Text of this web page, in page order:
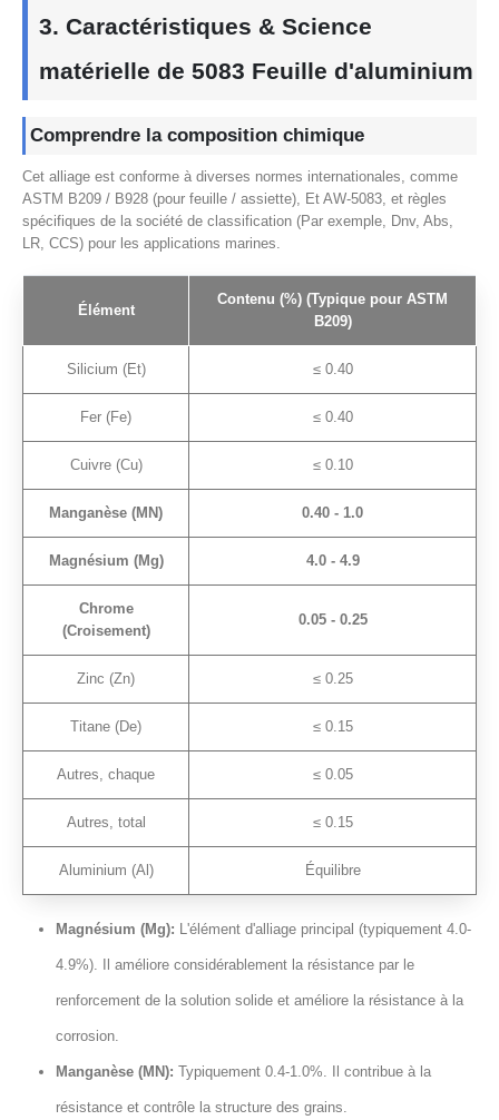
3. Caractéristiques & Science
matérielle de 5083 Feuille d'aluminium
Comprendre la composition chimique
Cet alliage est conforme à diverses normes internationales, comme
ASTM B209 / B928 (pour feuille / assiette), Et AW-5083, et règles
spécifiques de la société de classification (Par exemple, Dnv, Abs,
LR, CCS) pour les applications marines.
Élément
Contenu (%) (Typique pour ASTM
B209)
Silicium (Et) ≤ 0.40
Fer (Fe) ≤ 0.40
Cuivre (Cu) ≤ 0.10
Manganèse (MN) 0.40 - 1.0
Magnésium (Mg) 4.0 - 4.9
Chrome
(Croisement)
0.05 - 0.25
Zinc (Zn) ≤ 0.25
Titane (De) ≤ 0.15
Autres, chaque ≤ 0.05
Autres, total ≤ 0.15
Aluminium (Al) Équilibre
Magnésium (Mg): L'élément d'alliage principal (typiquement 4.0-
4.9%). Il améliore considérablement la résistance par le
renforcement de la solution solide et améliore la résistance à la
corrosion.
Manganèse (MN): Typiquement 0.4-1.0%. Il contribue à la
résistance et contrôle la structure des grains.